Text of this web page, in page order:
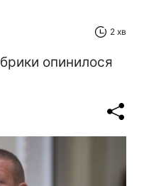
2 хв
опинилося